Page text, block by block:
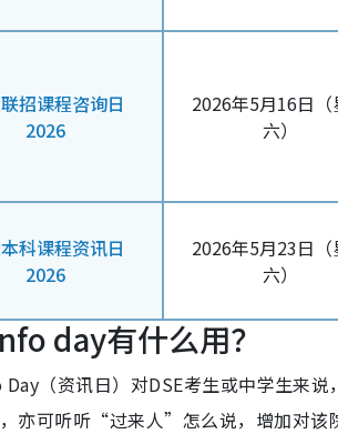
招课程咨询日
2026
2026年5月16日（
六）
科课程资讯日
2026
2026年5月23日（
六）
day有什么用？
Day（资讯日）对DSE考生或中学生来
亦可听听“过来人”怎么说，增加对该